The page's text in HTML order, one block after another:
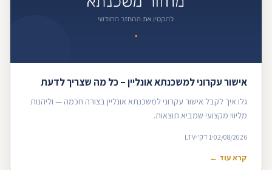
אישור עקרוני למשכנתא אונליין – כל מה שצריך לדעת
גלו איך לקבל אישור עקרוני למשכנתא אונליין בצורה חכמה — וליהנות
מליווי מקצועי שמביא תוצאות.
02/08/2026 1 דק' LTV
קרא עוד ←